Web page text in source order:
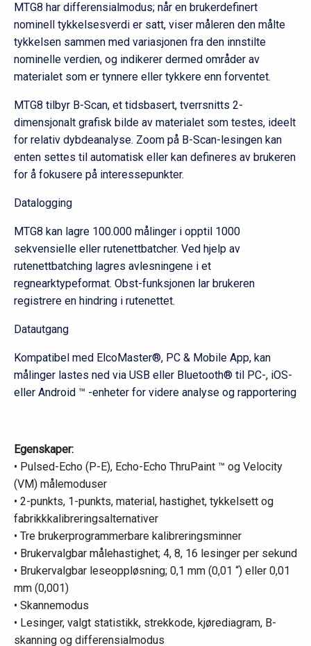
MTG8 har differensialmodus; når en brukerdefinert
nominell tykkelsesverdi er satt, viser måleren den målte
tykkelsen sammen med variasjonen fra den innstilte
nominelle verdien, og indikerer dermed områder av
materialet som er tynnere eller tykkere enn forventet.
MTG8 tilbyr B-Scan, et tidsbasert, tverrsnitts 2-
dimensjonalt grafisk bilde av materialet som testes, ideelt
for relativ dybdeanalyse. Zoom på B-Scan-lesingen kan
enten settes til automatisk eller kan defineres av brukeren
for å fokusere på interessepunkter.
Datalogging
MTG8 kan lagre 100.000 målinger i opptil 1000
sekvensielle eller rutenettbatcher. Ved hjelp av
rutenettbatching lagres avlesningene i et
regnearktypeformat. Obst-funksjonen lar brukeren
registrere en hindring i rutenettet.
Datautgang
Kompatibel med ElcoMaster®, PC & Mobile App, kan
målinger lastes ned via USB eller Bluetooth® til PC-, iOS-
eller Android ™ -enheter for videre analyse og rapportering
Egenskaper:
• Pulsed-Echo (P-E), Echo-Echo ThruPaint ™ og Velocity
(VM) målemoduser
• 2-punkts, 1-punkts, material, hastighet, tykkelsett og
fabrikkkalibreringsalternativer
• Tre brukerprogrammerbare kalibreringsminner
• Brukervalgbar målehastighet; 4, 8, 16 lesinger per sekund
• Brukervalgbar leseoppløsning; 0,1 mm (0,01 “) eller 0,01
mm (0,001)
• Skannemodus
• Lesinger, valgt statistikk, strekkode, kjørediagram, B-
skanning og differensialmodus